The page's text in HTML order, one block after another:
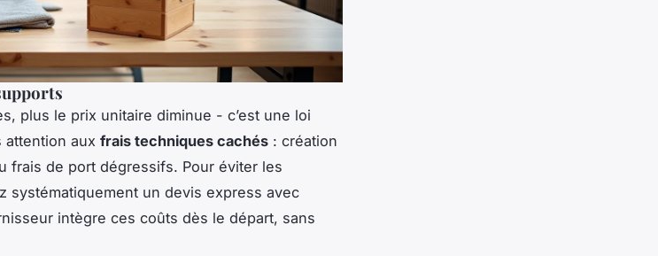
plus le prix unitaire diminue - c’est une loi
aux frais techniques cachés : création
frais de port dégressifs. Pour éviter les
systématiquement un devis express avec
intègre ces coûts dès le départ, sans